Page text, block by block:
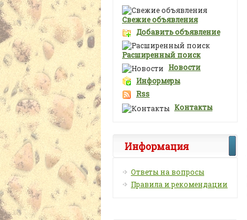
Свежие объявления
Добавить объявление
Расширенный поиск
Новости
Информеры
Rss
Контакты
Информация
Ответы на вопросы
Правила и рекомендации